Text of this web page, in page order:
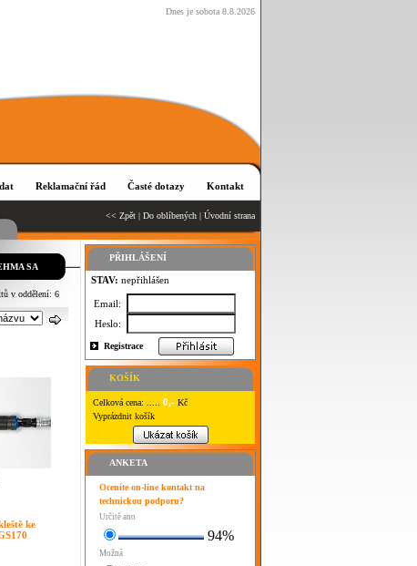
Dnes je sobota 8.8.2026
Reklamační řád Časté dotazy Kontakt
<< Zpět | Do oblíbených | Úvodní strana
SA
v oddělení: 6
ke
PŘIHLÁŠENÍ
STAV: nepřihlášen
Email:
Heslo:
Registrace
KOŠÍK
Celková cena: ..... 0,- Kč
Vyprázdnit košík
ANKETA
Oceníte on-line kontakt na
technickou podporu?
Určitě ano
94%
Možná